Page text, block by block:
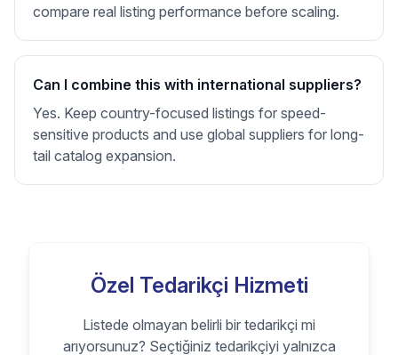
compare real listing performance before scaling.
Can I combine this with international suppliers?
Yes. Keep country-focused listings for speed-
sensitive products and use global suppliers for long-
tail catalog expansion.
Özel Tedarikçi Hizmeti
Listede olmayan belirli bir tedarikçi mi
arıyorsunuz? Seçtiğiniz tedarikçiyi yalnızca